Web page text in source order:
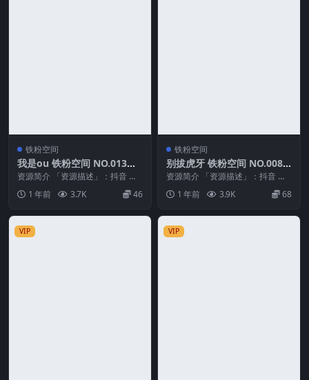
铁粉空间
我是ou 铁粉空间 NO.013期
最新至：2025.2.4
资源简介 「资源描述」：抖音 我
是ou 铁粉空间 NO.013期 【28P3
V】...1 年前 3.7K 46
铁粉空间
别拔虎牙 铁粉空间 NO.008
期 最新至：2025.2.8
资源简介 「资源描述」：抖音 别
拔虎牙 铁粉空间 NO.008期 【17
P】最新...
1 年前 3.9K 68
VIP VIP